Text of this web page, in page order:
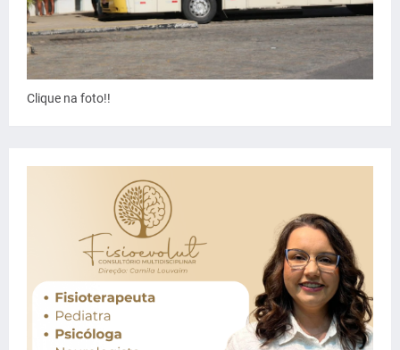
Clique na foto!!